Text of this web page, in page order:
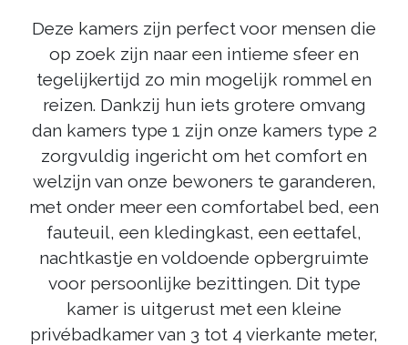
Deze kamers zijn perfect voor mensen die
op zoek zijn naar een intieme sfeer en
tegelijkertijd zo min mogelijk rommel en
reizen. Dankzij hun iets grotere omvang
dan kamers type 1 zijn onze kamers type 2
zorgvuldig ingericht om het comfort en
welzijn van onze bewoners te garanderen,
met onder meer een comfortabel bed, een
fauteuil, een kledingkast, een eettafel,
nachtkastje en voldoende opbergruimte
voor persoonlijke bezittingen. Dit type
kamer is uitgerust met een kleine
privébadkamer van 3 tot 4 vierkante meter,